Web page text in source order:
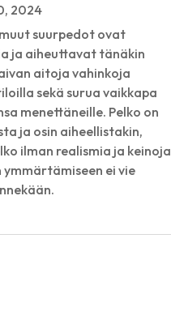
2024
suurpedot ovat
ja aiheuttavat tänäkin
aitoja vahinkoja
sekä surua vaikkapa
menettäneille. Pelko on
ja osin aiheellistakin,
ilman realismia ja keinoja
ei vie